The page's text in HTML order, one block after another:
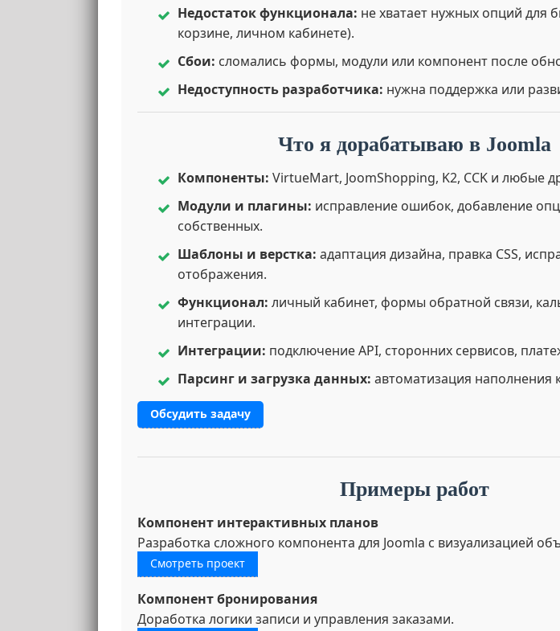
Недостаток функционала: не хватает нужных опций для
корзине, личном кабинете).
Сбои: сломались формы, модули или компонент после
Недоступность разработчика: нужна поддержка или
Что я дорабатываю в Joomla
Компоненты: VirtueMart, JoomShopping, K2, CCK и любые
Модули и плагины: исправление ошибок, добавление
собственных.
Шаблоны и верстка: адаптация дизайна, правка CSS,
отображения.
Функционал: личный кабинет, формы обратной связи,
интеграции.
Интеграции: подключение API, сторонних сервисов,
Парсинг и загрузка данных: автоматизация наполнения
Обсудить задачу
Примеры работ
Компонент интерактивных планов
Разработка сложного компонента для Joomla с визуализацией
Смотреть проект
Компонент бронирования
Доработка логики записи и управления заказами.